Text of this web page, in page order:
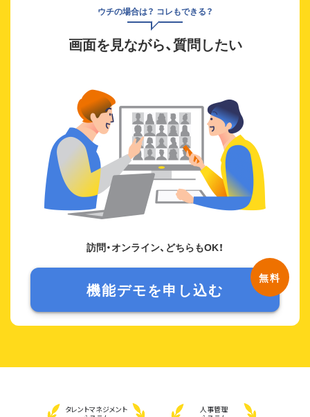
ウチの場合は？ コレもできる？
画面を見ながら、質問したい
訪問・オンライン、どちらもOK！
機能デモを申し込む
タレントマネジメント
人事管理